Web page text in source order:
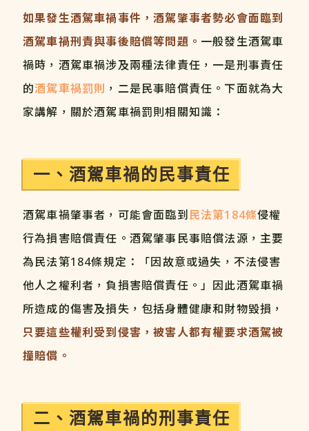
如果發生酒駕車禍事件，酒駕肇事者勢必會面臨到
酒駕車禍刑責與事後賠償等問題。 一般發生酒駕車
禍時，酒駕車禍涉及兩種法律責任，一是刑事責任
的酒駕車禍罰則 ，二是民事賠償責任。下面就為大
家講解，關於酒駕車禍罰則相關知識：
一、酒駕車禍的民事責任
酒駕車禍肇事者，可能會面臨到民法第184條侵權
行為損害賠償責任。酒駕肇事民事賠償法源，主要
為民法第184條規定：「因故意或過失，不法侵害
他人之權利者，負損害賠償責任。」因此酒駕車禍
所造成的傷害及損失，包括身體健康和財物毀損，
只要這些權利受到侵害，被害人都有權要求酒駕被
撞賠償。
二、酒駕車禍的刑事責任